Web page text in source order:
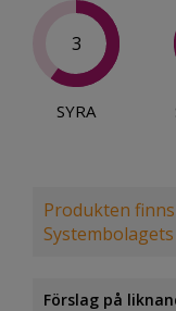
3
SYRA
Produkten
Förslag på